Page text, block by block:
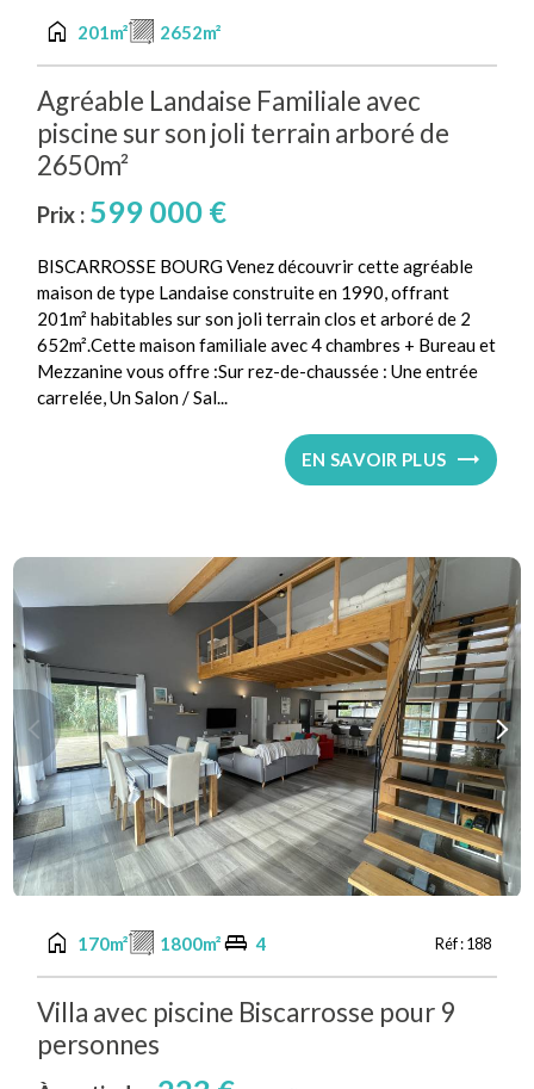
home 201m² 2652m²
Agréable Landaise Familiale avec
piscine sur son joli terrain arboré de
2650m²
Prix : 599 000 €
BISCARROSSE BOURG Venez découvrir cette agréable
maison de type Landaise construite en 1990, offrant
201m² habitables sur son joli terrain clos et arboré de 2
652m².Cette maison familiale avec 4 chambres + Bureau et
Mezzanine vous offre :Sur rez-de-chaussée : Une entrée
carrelée, Un Salon / Sal...
EN SAVOIR PLUS
Previous Next
home 170m² 1800m²king_bed 4 Réf :188
Villa avec piscine Biscarrosse pour 9
personnes